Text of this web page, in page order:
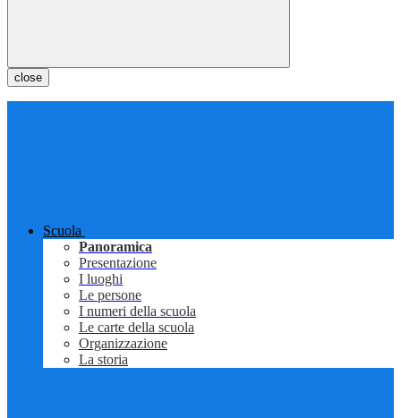
close
Scuola
Panoramica
Presentazione
I luoghi
Le persone
I numeri della scuola
Le carte della scuola
Organizzazione
La storia